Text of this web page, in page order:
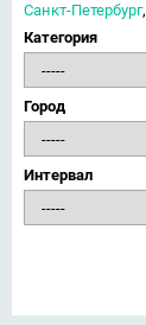
Санкт-Петербург,
Категория
Город
Интервал